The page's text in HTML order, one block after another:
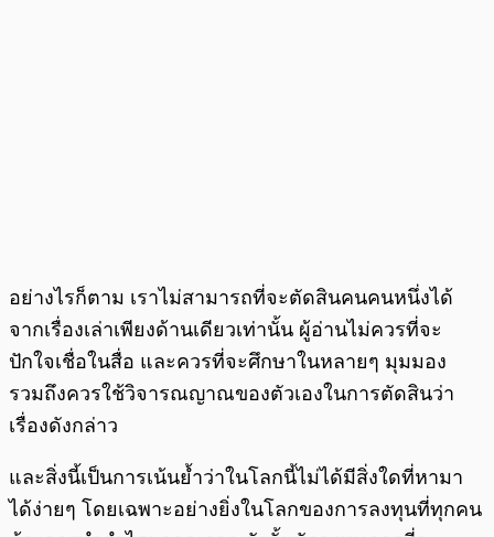
อย่างไรก็ตาม เราไม่สามารถที่จะตัดสินคนคนหนึ่งได้
จากเรื่องเล่าเพียงด้านเดียวเท่านั้น ผู้อ่านไม่ควรที่จะ
ปักใจเชื่อในสื่อ และควรที่จะศึกษาในหลายๆ มุมมอง
รวมถึงควรใช้วิจารณญาณของตัวเองในการตัดสินว่า
เรื่องดังกล่าว
และสิ่งนี้เป็นการเน้นย้ำว่าในโลกนี้ไม่ได้มีสิ่งใดที่หามา
ได้ง่ายๆ โดยเฉพาะอย่างยิ่งในโลกของการลงทุนที่ทุกคน